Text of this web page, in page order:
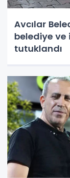
Avcılar
belediye ve
tutuklandı